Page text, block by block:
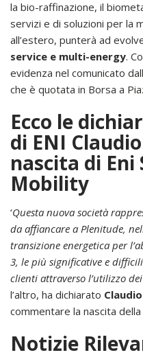
la bio-raffinazione, il
servizi e di soluzioni per la
all’estero, punterà ad
service e multi-energy.
evidenza nel comunicato
che è quotata in Borsa a
Ecco le
di ENI
nascita di
Mobility
‘Questa nuova società
da affiancare a Plenitude,
transizione energetica per
3, le più significative e
clienti attraverso l’utilizzo
l’altro, ha dichiarato
commentare la nascita
Notizie